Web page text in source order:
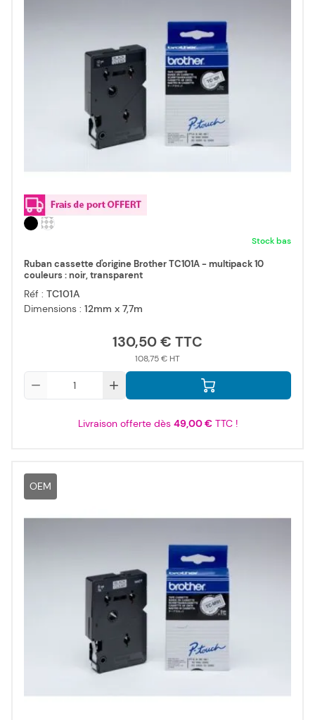
Stock bas
Ruban cassette d'origine Brother TC101A - multipack 10
couleurs : noir, transparent
Réf : TC101A
Dimensions : 12mm x 7,7m
130,50 €
108,75 €
Livraison offerte dès 49,00 €TTC !
OEM